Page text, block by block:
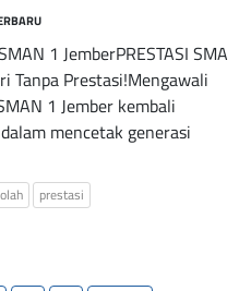
1 JemberPRESTASI SMA
Tanpa Prestasi!Mengawali
1 Jember kembali
mencetak generasi
prestasi